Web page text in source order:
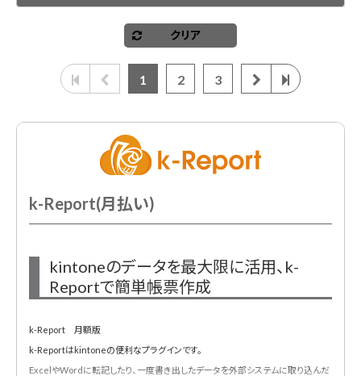
クリア
1 2 3
k-Report(月払い)
kintoneのデータを最大限に活用、k-
Reportで簡単帳票作成
k-Report 月額版
k-Reportはkintoneの便利なプラグインです。
ExcelやWordに転記したり、一度書き出したデータを外部システムに取り込んだ